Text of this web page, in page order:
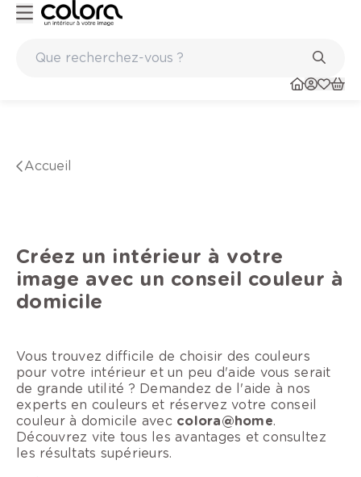
Accueil
Créez un intérieur à votre
image avec un conseil couleur à
domicile
Vous trouvez difficile de choisir des couleurs
pour votre intérieur et un peu d'aide vous serait
de grande utilité ? Demandez de l'aide à nos
experts en couleurs et réservez votre conseil
couleur à domicile avec colora@home.
Découvrez vite tous les avantages et consultez
les résultats supérieurs.